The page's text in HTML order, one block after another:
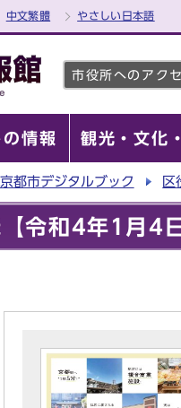
中文繁體 やさしい日本語
市役所へのアク
情報 観光・文化
京都市デジタルブック 区
令和4年1月4